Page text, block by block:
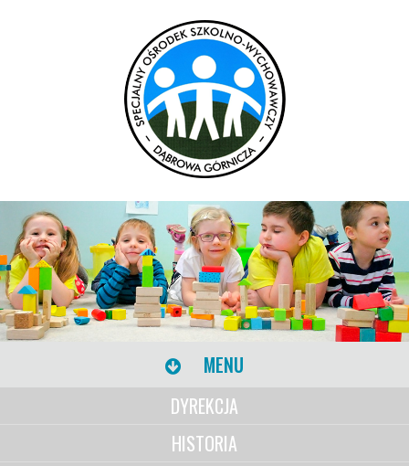
MENU
DYREKCJA
HISTORIA